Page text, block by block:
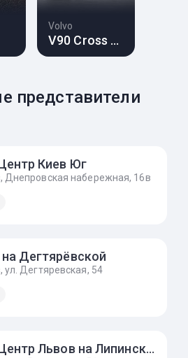
Volvo
V90 Cross Country
представители
Киев Юг
Днепровская набережная, 16в
Дегтярёвской
ул. Дегтяревская, 54
Audi Центр Львов на Липинского